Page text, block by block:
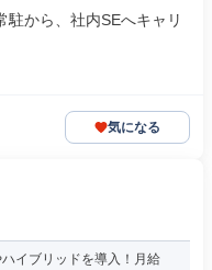
駐から、社内SEへキャリ
気になる
イブリッドを導入！月給